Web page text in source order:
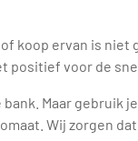
koop ervan is
positief voor de
Maar gebruik
Wij zorgen